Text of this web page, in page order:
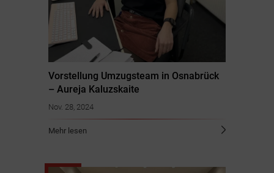
Vorstellung Umzugsteam in Osnabrück
– Aureja Kaluzskaite
Nov. 28, 2024
Mehr lesen